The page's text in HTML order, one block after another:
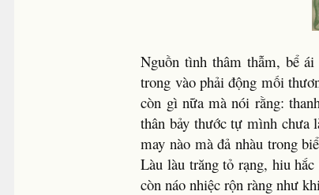
Nguồn tình thâm thẫm, bể
trong vào phải động mối
còn gì nữa mà nói rằng:
thân bảy thước tự mình chưa
may nào mà đả nhàu trong
Làu làu trăng tỏ rạng, hiu
còn náo nhiệc rộn ràng như